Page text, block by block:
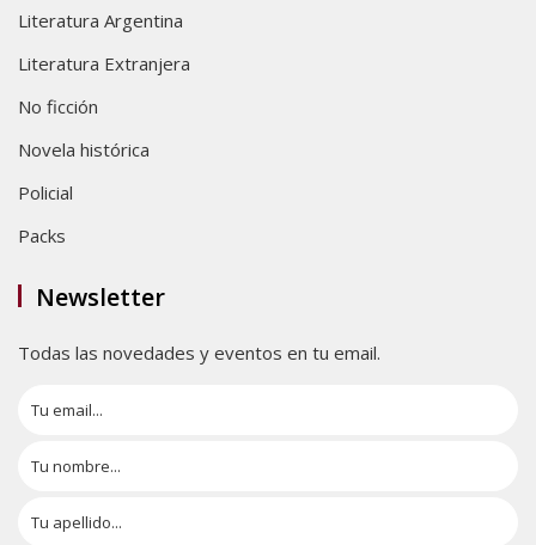
Literatura Argentina
Literatura Extranjera
No ficción
Novela histórica
Policial
Packs
Newsletter
Todas las novedades y eventos en tu email.